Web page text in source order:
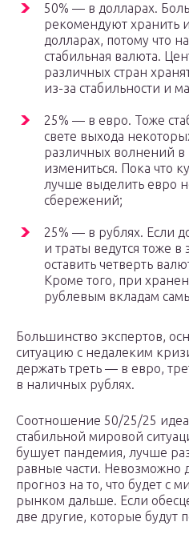
50% — в долларах.
рекомендуют хранить
долларах, потому что
стабильная валюта.
различных стран
из-за стабильности и
25% — в евро. Тоже
свете выхода
различных волнений в
измениться. Пока что
лучше выделить евро
сбережений;
25% — в рублях. Если
и траты ведутся тоже в
оставить четверть
Кроме того, при
рублевым вкладам
Большинство экспертов,
ситуацию с недалеким
держать треть — в евро,
в наличных рублях.
Соотношение 50/25/25
стабильной мировой
бушует пандемия, лучше
равные части. Невозможно
прогноз на то, что будет с
рынком дальше. Если
две другие, которые будут